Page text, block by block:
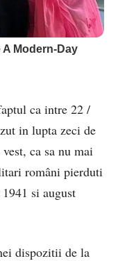
ca intre 22 /
in lupta zeci de
ca sa nu mai
români pierduti
si august
dispozitii de la